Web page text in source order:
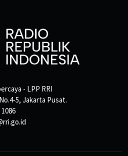
- LPP RRI
5, Jakarta Pusat.